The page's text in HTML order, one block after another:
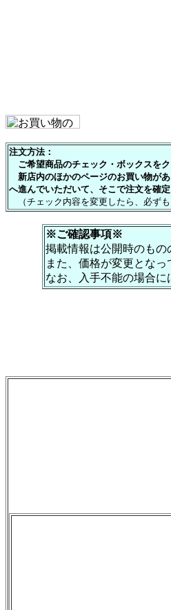
注文方法：
ご希望商品のチェック・ボックスを
新店内のほかのページのお買い物が
へ進んでいただいて、そこで注文を確定
（チェック内容を変更したら、必ず
※ご確認事項※
掲載情報は公開時のも
また、価格が変更とな
なお、入手不能の場合